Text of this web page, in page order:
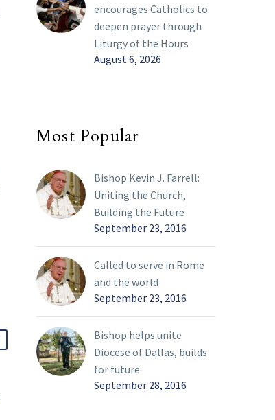
“Queremos ser parte del
encourages Catholics to
deepen prayer through
Liturgy of the Hours
August 6, 2026
Most Popular
Bishop Kevin J. Farrell:
Uniting the Church,
Building the Future
September 23, 2016
Called to serve in Rome
and the world
September 23, 2016
Bishop helps unite
Diocese of Dallas, builds
for future
September 28, 2016